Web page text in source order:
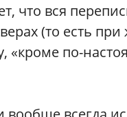
что вся
(то есть
«кроме по-